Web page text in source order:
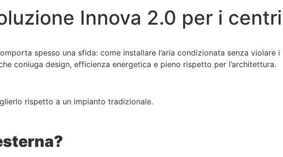
Innova 2.0 per i centri
spesso una sfida: come installare l’aria condizionata senza violare i
coniuga design, efficienza energetica e pieno rispetto per l’architettura.
rispetto a un impianto tradizionale.